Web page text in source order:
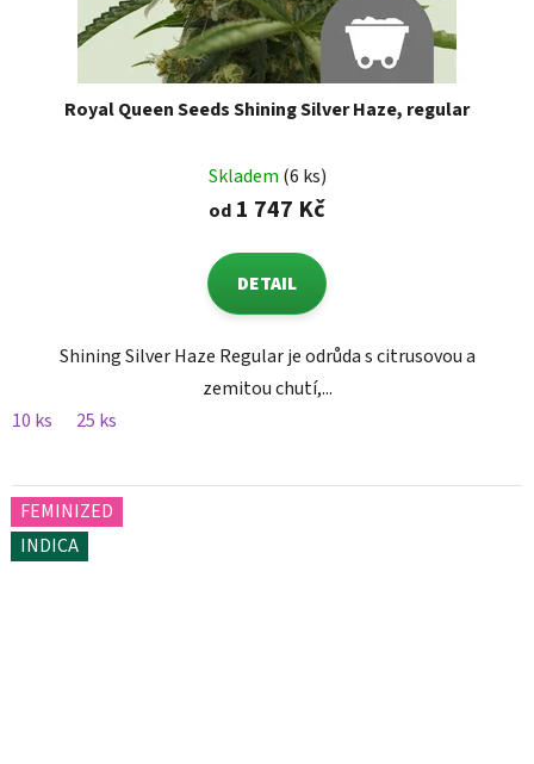
Royal Queen Seeds Shining Silver Haze, regular
Skladem (6 ks)
od 1 747 Kč
DETAIL
Shining Silver Haze Regular je odrůda s citrusovou a
zemitou chutí,...
10 ks
25 ks
FEMINIZED
INDICA